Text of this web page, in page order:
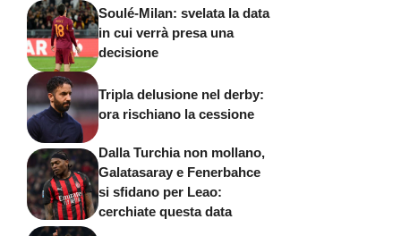
Soulé-Milan: svelata la data
in cui verrà presa una
decisione
Tripla delusione nel derby:
ora rischiano la cessione
Dalla Turchia non mollano,
Galatasaray e Fenerbahce
si sfidano per Leao:
cerchiate questa data